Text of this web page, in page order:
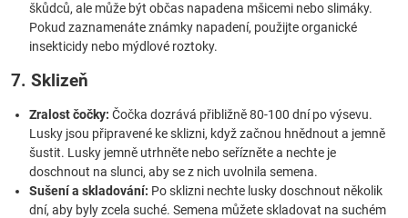
škůdců, ale může být občas napadena mšicemi nebo slimáky.
Pokud zaznamenáte známky napadení, použijte organické
insekticidy nebo mýdlové roztoky.
7. Sklizeň
Zralost čočky: Čočka dozrává přibližně 80-100 dní po výsevu.
Lusky jsou připravené ke sklizni, když začnou hnědnout a jemně
šustit. Lusky jemně utrhněte nebo seřízněte a nechte je
doschnout na slunci, aby se z nich uvolnila semena.
Sušení a skladování: Po sklizni nechte lusky doschnout několik
dní, aby byly zcela suché. Semena můžete skladovat na suchém